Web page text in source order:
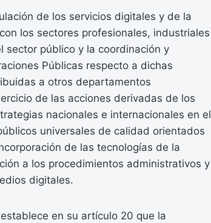
de los servicios digitales y de la
los sectores profesionales, industriales
sector público y la coordinación y
Públicas respecto a dichas
a otros departamentos
de las acciones derivadas de los
nacionales e internacionales en el
universales de calidad orientados
de las tecnologías de la
a los procedimientos administrativos y
digitales.
en su artículo 20 que la